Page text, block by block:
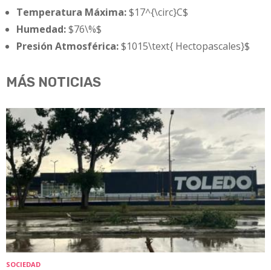
Temperatura Máxima:$17^{\circ}C$
Humedad:$76\%$
Presión Atmosférica:$1015\text{ Hectopascales}$
MÁS NOTICIAS
SOCIEDAD